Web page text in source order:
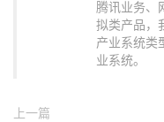
腾讯业务、
拟类产品，
产业系统类
业系统。
上一篇